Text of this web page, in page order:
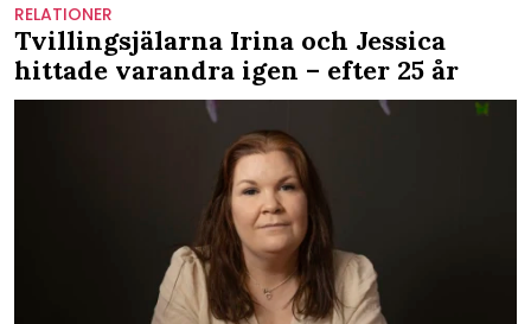
RELATIONER
Tvillingsjälarna Irina och Jessica
hittade varandra igen – efter 25 år